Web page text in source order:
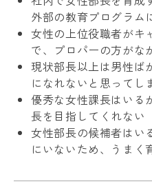
外部の教育プログラム
女性の上位役職者がキ
で、プロパーの方がな
現状部長以上は男性ば
になれないと思ってし
優秀な女性課長はいる
長を目指してくれない
女性部長の候補者はい
にいないため、うまく